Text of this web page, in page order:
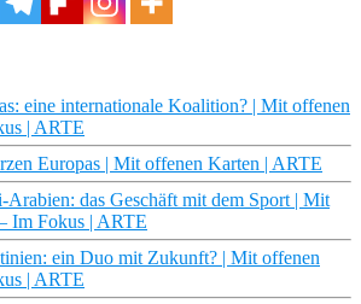
eine internationale Koalition? | Mit offenen
| ARTE
Europas | Mit offenen Karten | ARTE
Arabien: das Geschäft mit dem Sport | Mit
Im Fokus | ARTE
ein Duo mit Zukunft? | Mit offenen
| ARTE